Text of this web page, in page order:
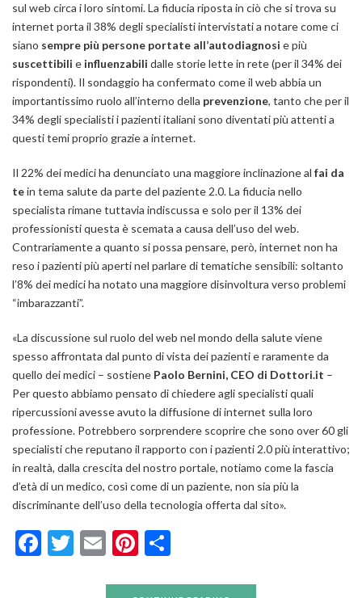
sul web circa i loro sintomi. La fiducia riposta in ciò che si trova su
internet porta il 38% degli specialisti intervistati a notare come ci
siano sempre più persone portate all’autodiagnosi e più
suscettibili e influenzabili dalle storie lette in rete (per il 34% dei
rispondenti). Il sondaggio ha confermato come il web abbia un
importantissimo ruolo all’interno della prevenzione, tanto che per il
34% degli specialisti i pazienti italiani sono diventati più attenti a
questi temi proprio grazie a internet.
Il 22% dei medici ha denunciato una maggiore inclinazione al fai da
tein tema salute da parte del paziente 2.0. La fiducia nello
specialista rimane tuttavia indiscussa e solo per il 13% dei
professionisti questa è scemata a causa dell’uso del web.
Contrariamente a quanto si possa pensare, però, internet non ha
reso i pazienti più aperti nel parlare di tematiche sensibili: soltanto
l’8% dei medici ha notato una maggiore disinvoltura verso problemi
“imbarazzanti”.
«La discussione sul ruolo del web nel mondo della salute viene
spesso affrontata dal punto di vista dei pazienti e raramente da
quello dei medici – sostiene Paolo Bernini, CEO di Dottori.it –
Per questo abbiamo pensato di chiedere agli specialisti quali
ripercussioni avesse avuto la diffusione di internet sulla loro
professione. Potrebbero sorprendere scoprire che sono over 60 gli
specialisti che reputano il rapporto con i pazienti 2.0 più interattivo;
in realtà, dalla crescita del nostro portale, notiamo come la fascia
d’età di un medico, così come di un paziente, non sia più la
discriminante dell’uso della tecnologia offerta dal sito».
Facebook
Twitter
EmailPinterest